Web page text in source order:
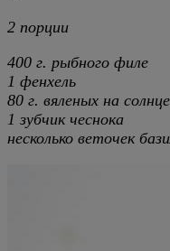
2 порции
400 г. рыбного филе
1 фенхель
80 г. вяленых на
1 зубчик чеснока
несколько веточек